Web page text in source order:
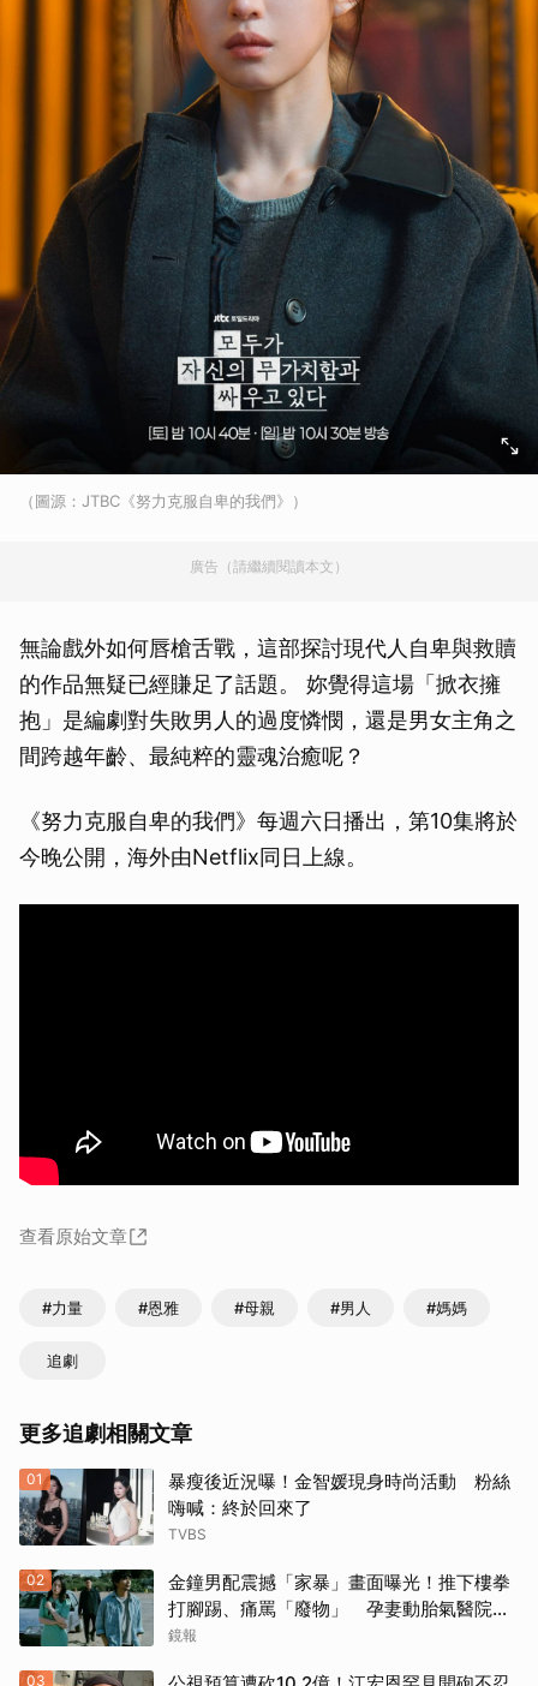
（圖源：JTBC《努力克服自卑的我們》）
廣告（請繼續閱讀本文）
無論戲外如何唇槍舌戰，這部探討現代人自卑與救贖
的作品無疑已經賺足了話題。 妳覺得這場「掀衣擁
抱」是編劇對失敗男人的過度憐憫，還是男女主角之
間跨越年齡、最純粹的靈魂治癒呢？
《努力克服自卑的我們》每週六日播出，第10集將於
今晚公開，海外由Netflix同日上線。
查看原始文章
#力量 #恩雅 #母親 #男人 #媽媽
追劇
更多追劇相關文章
01
暴瘦後近況曝！金智媛現身時尚活動 粉絲
嗨喊：終於回來了
TVBS
02
金鐘男配震撼「家暴」畫面曝光！推下樓拳
打腳踢、痛罵「廢物」 孕妻動胎氣醫院爆
激烈衝突
鏡報
03